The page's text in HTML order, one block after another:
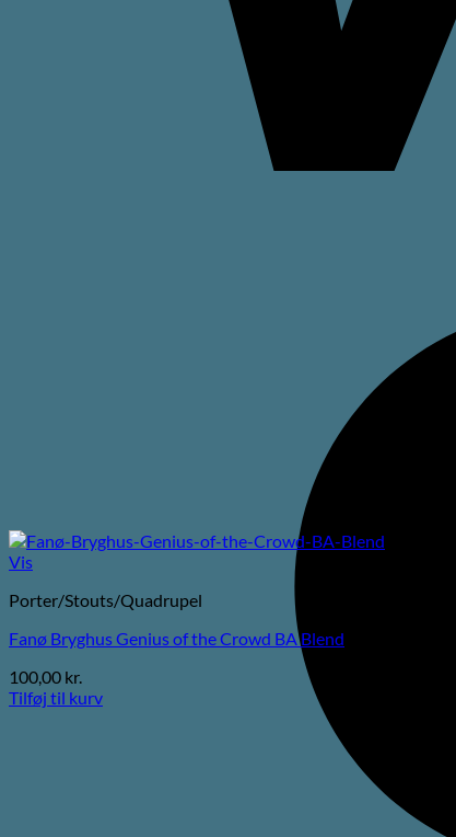
Vis
Porter/Stouts/Quadrupel
Fanø Bryghus Genius of the Crowd BA Blend
100,00 kr.
Tilføj til kurv